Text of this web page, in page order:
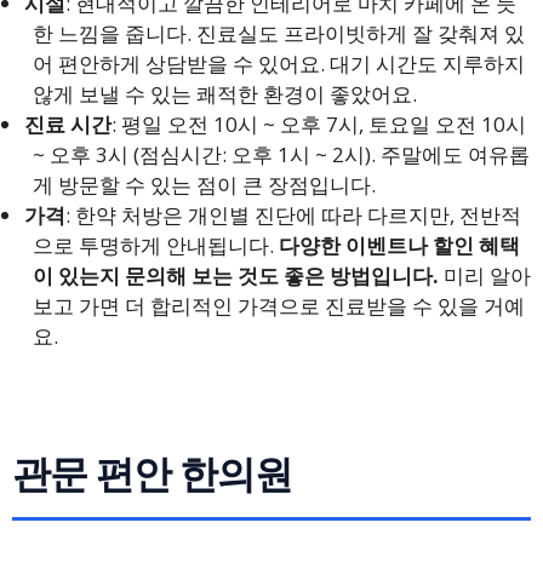
한 느낌을 줍니다. 진료실도 프라이빗하게 잘 갖춰져 있
어 편안하게 상담받을 수 있어요. 대기 시간도 지루하지
않게 보낼 수 있는 쾌적한 환경이 좋았어요.
진료 시간: 평일 오전 10시 ~ 오후 7시, 토요일 오전 10시
~ 오후 3시 (점심시간: 오후 1시 ~ 2시). 주말에도 여유롭
게 방문할 수 있는 점이 큰 장점입니다.
가격: 한약 처방은 개인별 진단에 따라 다르지만, 전반적
으로 투명하게 안내됩니다. 다양한 이벤트나 할인 혜택
이 있는지 문의해 보는 것도 좋은 방법입니다. 미리 알아
보고 가면 더 합리적인 가격으로 진료받을 수 있을 거예
요.
관문 편안 한의원